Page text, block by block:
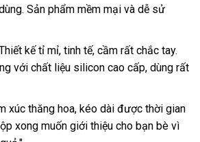
Sản phẩm mềm mại và dễ sử
kế tỉ mỉ, tinh tế, cầm rất chắc tay.
với chất liệu silicon cao cấp, dùng rất
xúc thăng hoa, kéo dài được thời gian
xong muốn giới thiệu cho bạn bè vì